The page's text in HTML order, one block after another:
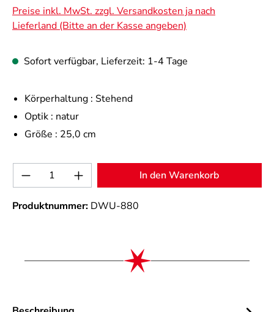
Preise inkl. MwSt. zzgl. Versandkosten ja nach
Lieferland (Bitte an der Kasse angeben)
Sofort verfügbar, Lieferzeit: 1-4 Tage
Körperhaltung : Stehend
Optik : natur
Größe : 25,0 cm
Produkt Anzahl: Gib den gewünschten
In den Warenkorb
Produktnummer: DWU-880